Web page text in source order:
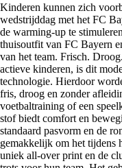
Kinderen kunnen zich
wedstrijddag met het FC
de warming-up te
thuisoutfit van FC Bayern
van het team. Frisch.
actieve kinderen, is dit
technologie. Hierdoor
fris, droog en zonder
voetbaltraining of een
stof biedt comfort en
standaard pasvorm en de
gemakkelijk om het tijdens
uniek all-over print en de